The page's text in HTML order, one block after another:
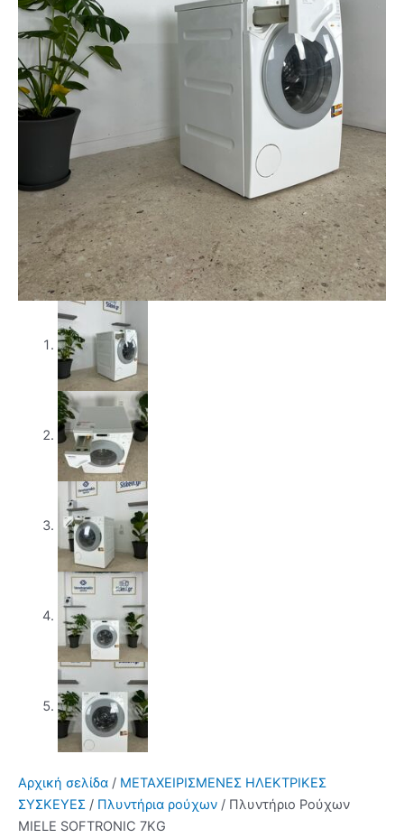
Αρχική σελίδα / ΜΕΤΑΧΕΙΡΙΣΜΕΝΕΣ ΗΛΕΚΤΡΙΚΕΣ
ΣΥΣΚΕΥΕΣ / Πλυντήρια ρούχων / Πλυντήριο Ρούχων
MIELE SOFTRONIC 7KG